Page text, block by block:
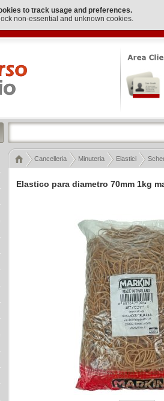
to track usage and preferences.
non-essential and unknown cookies.
Elastico para diametro 70mm 1kg
Cancelleria Minuteria Elastici